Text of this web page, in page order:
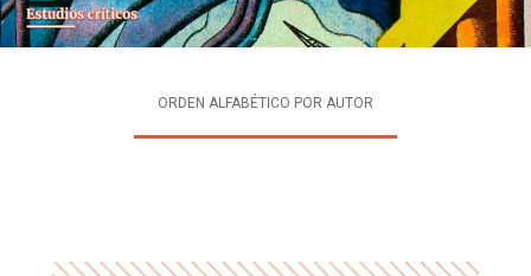
INTEGRANTES
ORDEN ALFABÉTICO POR AUTOR